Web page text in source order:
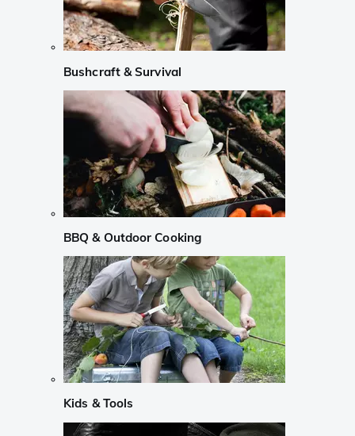
Bushcraft & Survival
BBQ & Outdoor Cooking
Kids & Tools